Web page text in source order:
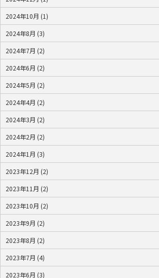
2024年10月 (1)
2024年8月 (3)
2024年7月 (2)
2024年6月 (2)
2024年5月 (2)
2024年4月 (2)
2024年3月 (2)
2024年2月 (2)
2024年1月 (3)
2023年12月 (2)
2023年11月 (2)
2023年10月 (2)
2023年9月 (2)
2023年8月 (2)
2023年7月 (4)
2023年6月 (3)